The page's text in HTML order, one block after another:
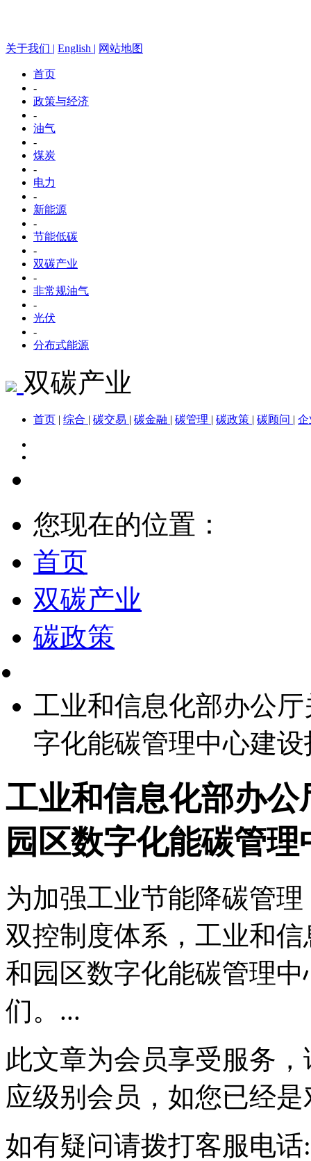
关于我们 | English | 网站地图
首页
-
政策与经济
-
油气
-
煤炭
-
电力
-
新能源
-
节能低碳
-
双碳产业
-
非常规油气
-
光伏
-
分布式能源
双碳产业
首页 | 综合 | 碳交易 | 碳金融 | 碳管理 | 碳政策 | 碳顾问 |
您现在的位置：
首页
双碳产业
碳政策
工业和信息化部办公
字化能碳管理中心建
工业和信息化部办
园区数字化能碳管
为加强工业节能降碳管
双控制度体系，工业和
和园区数字化能碳管理
们。...
此文章为会员享受服务，
应级别会员，如您已经
如有疑问请拨打客服电话